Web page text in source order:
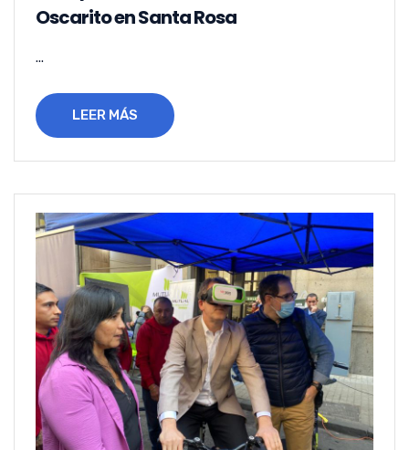
Oscarito en Santa Rosa
...
LEER MÁS